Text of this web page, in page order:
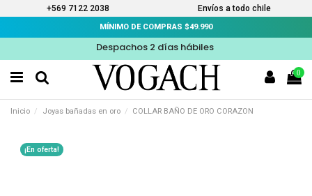
+569 7122 2038 Envíos a todo chile
MÍNIMO DE COMPRAS $49.990
Despachos 2 días hábiles
0
Inicio Joyas bañadas en oro COLLAR BAÑO DE ORO CORAZON
¡En oferta!